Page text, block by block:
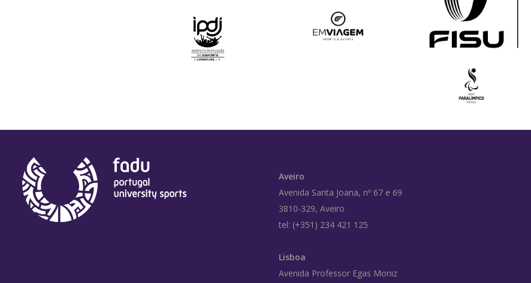
Aveiro
Avenida Santa Joana, nº 67 e 69
3810-329, Aveiro
tel: (+351) 234 421 125
Lisboa
Avenida Professor Egas Moniz